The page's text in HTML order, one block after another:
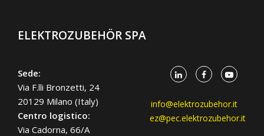
ELEKTROZUBEHÖR SPA
Sede:
Via F.lli Bronzetti, 24
20129 Milano (Italy)
Centro logistico:
Via Cadorna, 66/A
info@elektrozubehor.it
ez@pec.elektrozubehor.it